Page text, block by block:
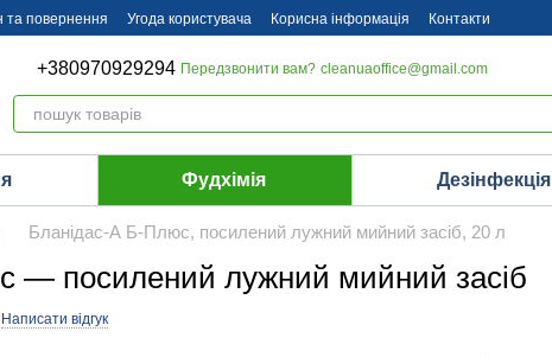
та повернення Угода користувача Корисна інформація Контакти
+380970929294 Передзвонити вам? cleanuaoffice@gmail.com
Фудхімія Дезінфекція
Бланідас-А Б-Плюс, посилений лужний мийний засіб, 20 л
— посилений лужний мийний засіб
Написати відгук